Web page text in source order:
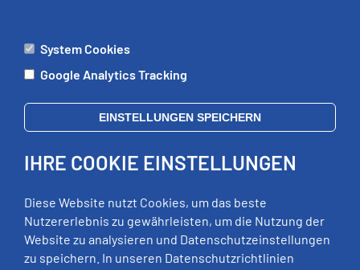
ÄMTER
Di:
09:00 - 12:00 Uhr, 13:00 - 18:00 Uhr
Mi:
geschlossen
Fr:
09:00 - 12:00 Uhr
RECHTLICHES
System Cookies
Google Analytics Tracking
EINSTELLUNGEN SPEICHERN
IHRE COOKIE EINSTELLUNGEN
Diese Website nutzt Cookies, um das beste
Nutzererlebnis zu gewährleisten, um die Nutzung der
Website zu analysieren und Datenschutzeinstellungen
zu speichern. In unseren Datenschutzrichtlinien